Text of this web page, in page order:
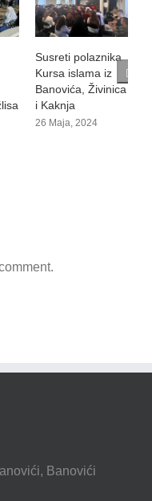
Susreti polaznika
Kursa islama iz
Banovića, Živinica
i Kaknja
26 Maja, 2024
Banovići